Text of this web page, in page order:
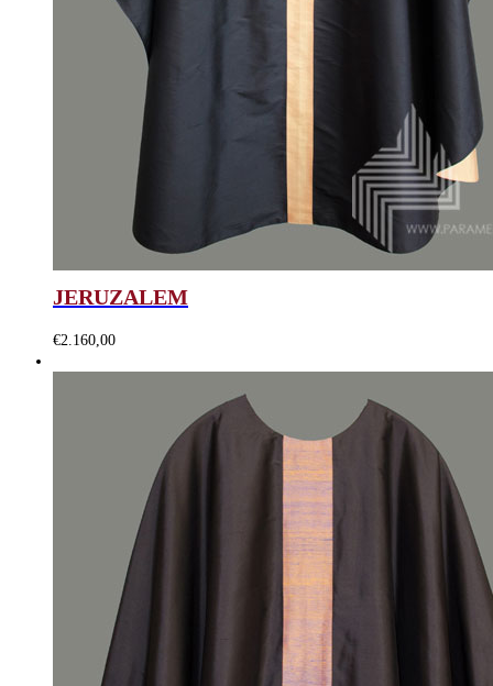
JERUZALEM
€2.160,00